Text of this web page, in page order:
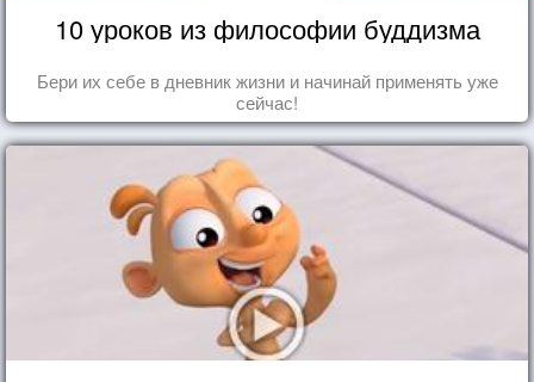
10 уроков из философии буддизма
Бери их себе в дневник жизни и начинай применять уже
сейчас!